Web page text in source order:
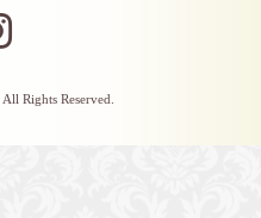
. All Rights Reserved.